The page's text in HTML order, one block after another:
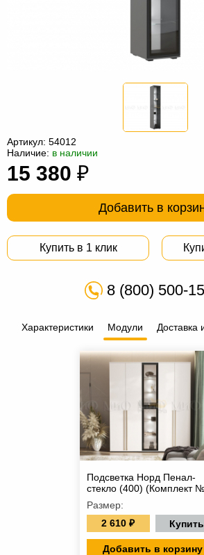
мешки
Мебель
из
Садовая
Артикул: 54012
Наличие: в наличии
15 380 ₽
Добавить в
Купить в 1 клик
8 (800) 500-
Характеристики Модули Доставка
Подсветка Норд Пенал-
стекло (400) (Комплект
Размер:
2 610 ₽
Купить
Добавить в корзину